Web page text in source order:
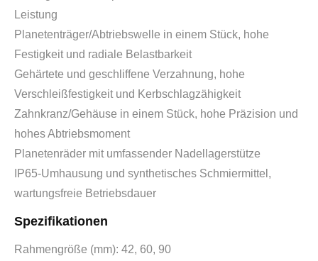
Leistung
Planetenträger/Abtriebswelle in einem Stück, hohe
Festigkeit und radiale Belastbarkeit
Gehärtete und geschliffene Verzahnung, hohe
Verschleißfestigkeit und Kerbschlagzähigkeit
Zahnkranz/Gehäuse in einem Stück, hohe Präzision und
hohes Abtriebsmoment
Planetenräder mit umfassender Nadellagerstütze
IP65-Umhausung und synthetisches Schmiermittel,
wartungsfreie Betriebsdauer
Spezifikationen
Rahmengröße (mm): 42, 60, 90